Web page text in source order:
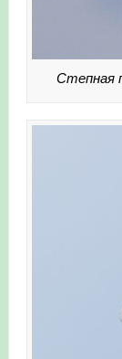
Степная